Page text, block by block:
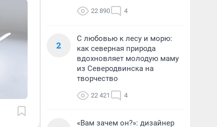
22 890 4
2
С любовью к лесу и морю:
как северная природа
вдохновляет молодую маму
из Северодвинска на
творчество
22 421 4
«Вам зачем он?»: дизайнер